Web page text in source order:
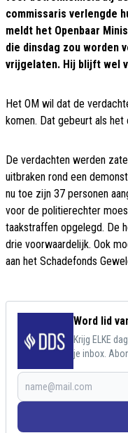
commissaris verlengde
meldt het Openbaar
die dinsdag zou worden
vrijgelaten. Hij blijft wel
Het OM wil dat de
komen. Dat gebeurt als het
De verdachten werden
uitbraken rond een
nu toe zijn 37 personen
voor de politierechter
taakstraffen opgelegd. De
drie voorwaardelijk. Ook
aan het Schadefonds
Word lid
Krijg ELKE
je inbox.